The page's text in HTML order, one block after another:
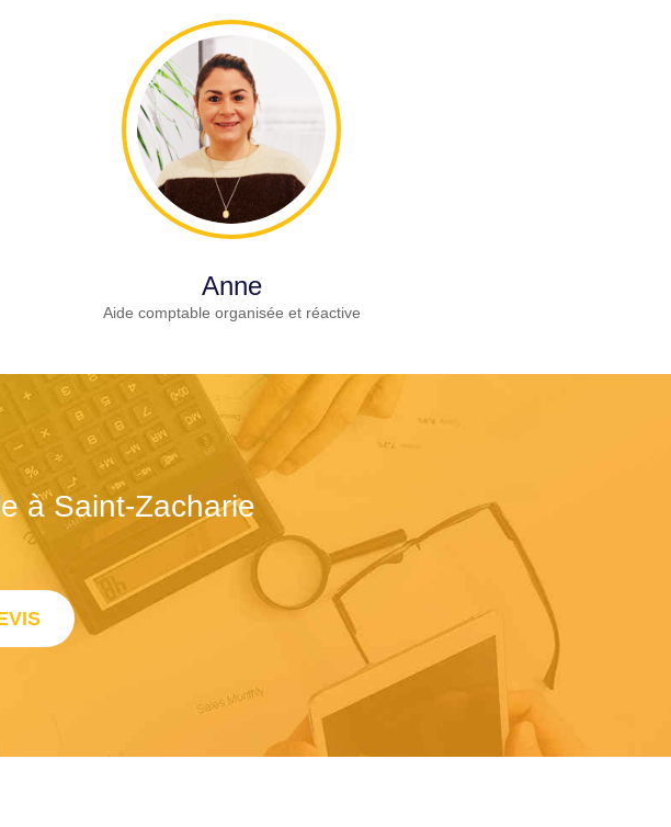
Anne
Aide comptable organisée et réactive
à Saint-Zacharie